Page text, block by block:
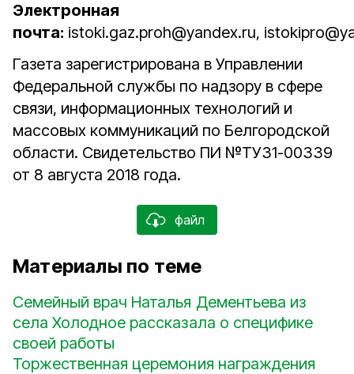
Электронная
почта: istoki.gaz.proh@yandex.ru,
Газета зарегистрирована в Управлении
Федеральной службы по надзору в сфере
связи, информационных технологий и
массовых коммуникаций по Белгородской
области. Свидетельство ПИ №ТУ31-00339
от 8 августа 2018 года.
файл
Материалы по теме
Семейный врач Наталья Дементьева из
села Холодное рассказала о специфике
своей работы
Торжественная церемония награждения